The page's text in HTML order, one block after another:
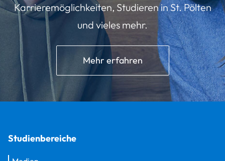
Karrieremöglichkeiten, Studieren in St. Pölten
und vieles mehr.
Mehr erfahren
Studienbereiche